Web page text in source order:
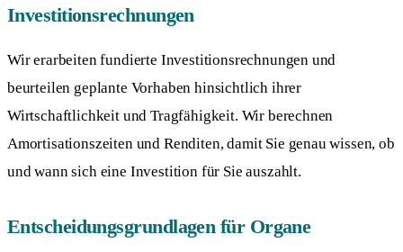
Investitionsrechnungen
Wir erarbeiten fundierte Investitionsrechnungen und
beurteilen geplante Vorhaben hinsichtlich ihrer
Wirtschaftlichkeit und Tragfähigkeit. Wir berechnen
Amortisationszeiten und Renditen, damit Sie genau wissen, ob
und wann sich eine Investition für Sie auszahlt.
Entscheidungsgrundlagen für Organe